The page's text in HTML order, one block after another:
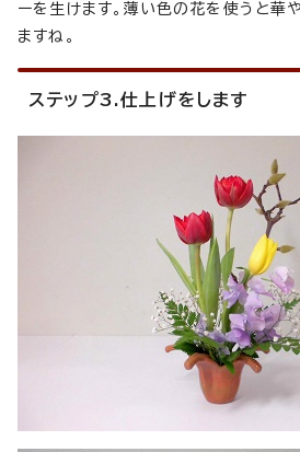
ーを生けます。薄い色の花を使うと華
ますね。
ステップ3.仕上げをします